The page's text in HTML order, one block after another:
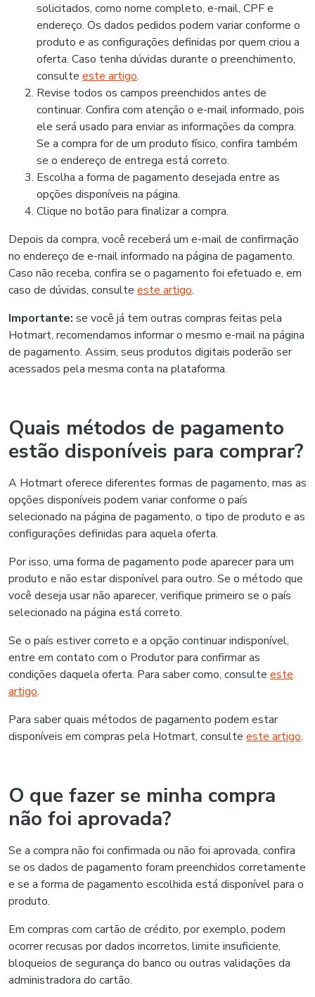
solicitados, como nome completo, e-mail, CPF e
endereço. Os dados pedidos podem variar conforme o
produto e as configurações definidas por quem criou a
oferta. Caso tenha dúvidas durante o preenchimento,
consulte este artigo.
Revise todos os campos preenchidos antes de
continuar. Confira com atenção o e-mail informado, pois
ele será usado para enviar as informações da compra.
Se a compra for de um produto físico, confira também
se o endereço de entrega está correto.
Escolha a forma de pagamento desejada entre as
opções disponíveis na página.
Clique no botão para finalizar a compra.
Depois da compra, você receberá um e-mail de confirmação
no endereço de e-mail informado na página de pagamento.
Caso não receba, confira se o pagamento foi efetuado e, em
caso de dúvidas, consulte este artigo.
Importante: se você já tem outras compras feitas pela
Hotmart, recomendamos informar o mesmo e-mail na página
de pagamento. Assim, seus produtos digitais poderão ser
acessados pela mesma conta na plataforma.
Quais métodos de pagamento
estão disponíveis para comprar?
A Hotmart oferece diferentes formas de pagamento, mas as
opções disponíveis podem variar conforme o país
selecionado na página de pagamento, o tipo de produto e as
configurações definidas para aquela oferta.
Por isso, uma forma de pagamento pode aparecer para um
produto e não estar disponível para outro. Se o método que
você deseja usar não aparecer, verifique primeiro se o país
selecionado na página está correto.
Se o país estiver correto e a opção continuar indisponível,
entre em contato com o Produtor para confirmar as
condições daquela oferta. Para saber como, consulte este
artigo.
Para saber quais métodos de pagamento podem estar
disponíveis em compras pela Hotmart, consulte este artigo.
O que fazer se minha compra
não foi aprovada?
Se a compra não foi confirmada ou não foi aprovada, confira
se os dados de pagamento foram preenchidos corretamente
e se a forma de pagamento escolhida está disponível para o
produto.
Em compras com cartão de crédito, por exemplo, podem
ocorrer recusas por dados incorretos, limite insuficiente,
bloqueios de segurança do banco ou outras validações da
administradora do cartão.